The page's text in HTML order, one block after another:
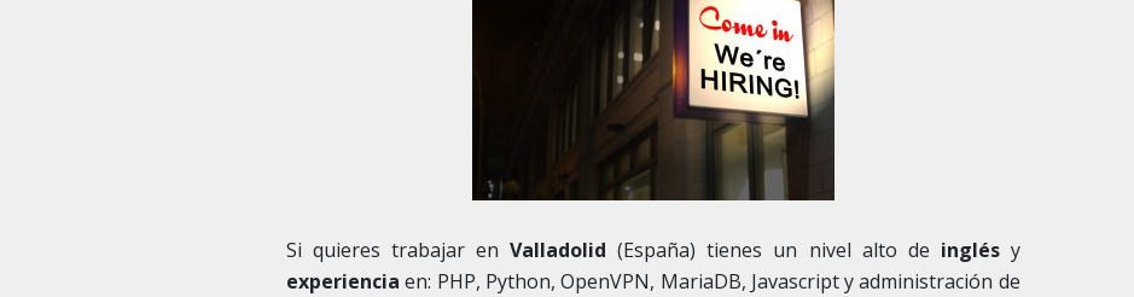
Si quieres trabajar enValladolid (España) tienes un nivel alto de inglésy
experiencia en: PHP, Python, OpenVPN, MariaDB, Javascript y administración de